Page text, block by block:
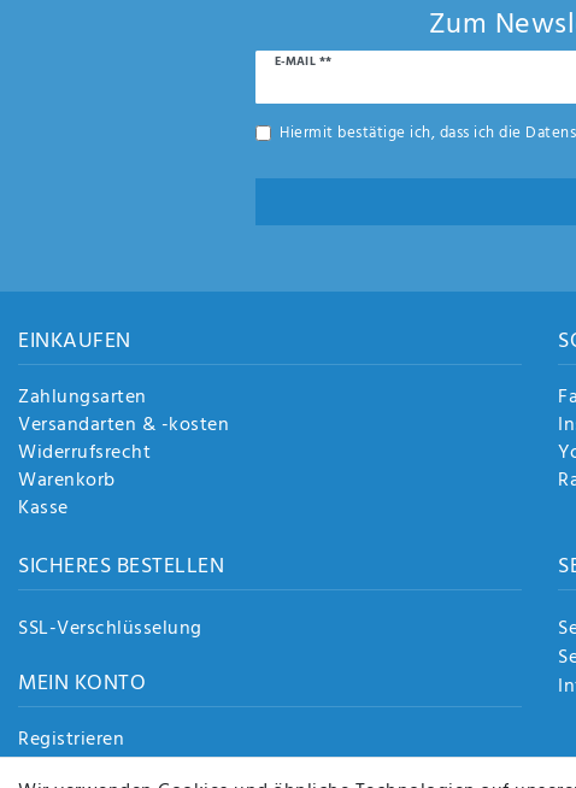
Zum
E-MAIL **
Newsletter
Hiermit bestätige ich, dass ich die
EINKAUFEN
Zahlungsarten
Versandarten & -kosten
Widerrufsrecht
Warenkorb
Kasse
SICHERES BESTELLEN
SSL-Verschlüsselung
MEIN KONTO
Registrieren
Login